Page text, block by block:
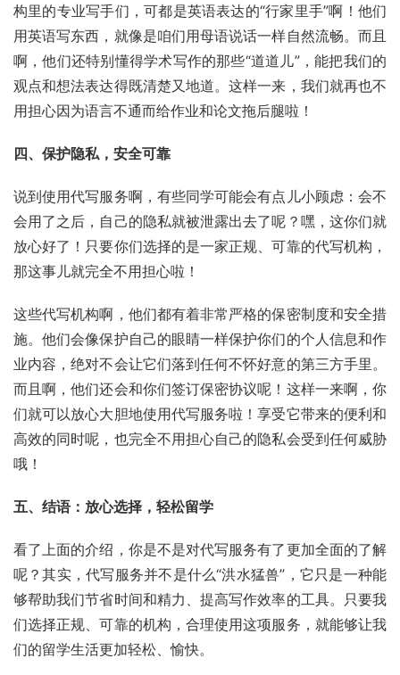
构里的专业写手们，可都是英语表达的“行家里手”啊！他们
用英语写东西，就像是咱们用母语说话一样自然流畅。而且
啊，他们还特别懂得学术写作的那些“道道儿”，能把我们的
观点和想法表达得既清楚又地道。这样一来，我们就再也不
用担心因为语言不通而给作业和论文拖后腿啦！
四、保护隐私，安全可靠
说到使用代写服务啊，有些同学可能会有点儿小顾虑：会不
会用了之后，自己的隐私就被泄露出去了呢？嘿，这你们就
放心好了！只要你们选择的是一家正规、可靠的代写机构，
那这事儿就完全不用担心啦！
这些代写机构啊，他们都有着非常严格的保密制度和安全措
施。他们会像保护自己的眼睛一样保护你们的个人信息和作
业内容，绝对不会让它们落到任何不怀好意的第三方手里。
而且啊，他们还会和你们签订保密协议呢！这样一来啊，你
们就可以放心大胆地使用代写服务啦！享受它带来的便利和
高效的同时呢，也完全不用担心自己的隐私会受到任何威胁
哦！
五、结语：放心选择，轻松留学
看了上面的介绍，你是不是对代写服务有了更加全面的了解
呢？其实，代写服务并不是什么“洪水猛兽”，它只是一种能
够帮助我们节省时间和精力、提高写作效率的工具。只要我
们选择正规、可靠的机构，合理使用这项服务，就能够让我
们的留学生活更加轻松、愉快。